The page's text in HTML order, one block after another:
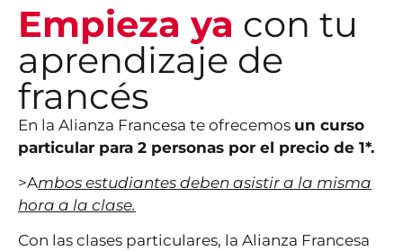
Empieza ya con tu
aprendizaje de
francés
En la Alianza Francesa te ofrecemos un curso
particular para 2 personas por el precio de 1*.
>Ambos estudiantes deben asistir a la misma
hora a la clase.
Con las clases particulares, la Alianza Francesa